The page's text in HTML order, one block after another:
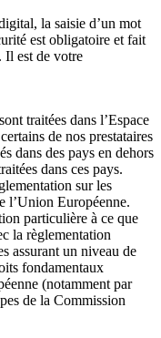
la saisie d’un mot
est obligatoire et fait
Il est de votre
traitées dans l’Espace
de nos prestataires
dans des pays en dehors
dans ces pays.
sur les
l’Union Européenne.
particulière à ce que
la règlementation
assurant un niveau de
fondamentaux
(notamment par
de la Commission